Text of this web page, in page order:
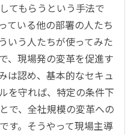
てもらうという手法で
ている他の部署の人たち
いう人たちが使ってみた
、現場発の変革を促進す
は認め、基本的なセキュ
を守れば、特定の条件下
で、全社規模の変革への
す。そうやって現場主導